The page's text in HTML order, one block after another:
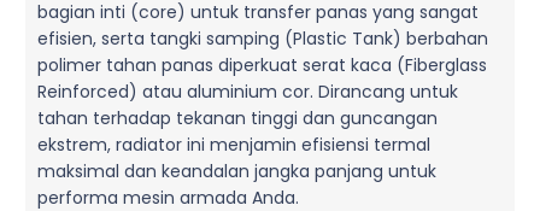
bagian inti (core) untuk transfer panas yang sangat
efisien, serta tangki samping (Plastic Tank) berbahan
polimer tahan panas diperkuat serat kaca (Fiberglass
Reinforced) atau aluminium cor. Dirancang untuk
tahan terhadap tekanan tinggi dan guncangan
ekstrem, radiator ini menjamin efisiensi termal
maksimal dan keandalan jangka panjang untuk
performa mesin armada Anda.